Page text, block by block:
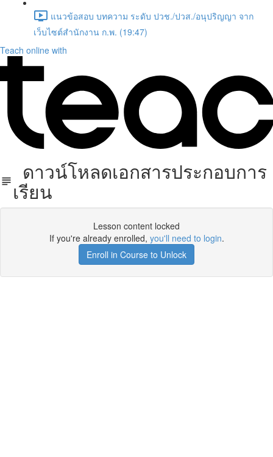
แนวข้อสอบ บทความ ระดับ ปวช./ปวส./อนุปริญญา จาก
เว็บไซต์สำนักงาน ก.พ. (19:47)
Teach online with
ดาวน์โหลดเอกสารประกอบการ
เรียน
Lesson content locked
If you're already enrolled, you'll need to login.
Enroll in Course to Unlock